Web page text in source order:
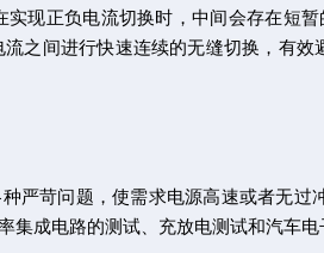
现正负电流切换时，中间会存在短
之间进行快速连续的无缝切换，有
严苛问题，使需求电源高速或者无
成电路的测试、充放电测试和汽车电